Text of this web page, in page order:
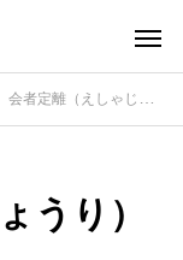
会者定離（えしゃじょうり）
うり）